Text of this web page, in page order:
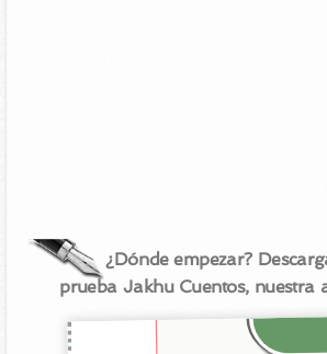
¿Dónde empezar?
prueba Jakhu Cuentos, nuestra